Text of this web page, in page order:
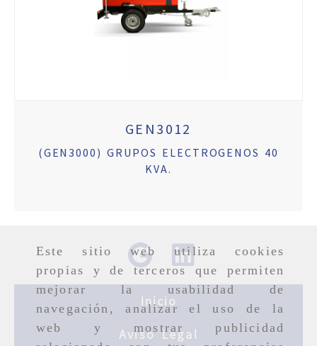
Este sitio web utiliza cookies
propias y de terceros que permiten
mejorar la usabilidad de
navegación, analizar el uso de la
web y mostrar publicidad
GEN3012
(GEN3000) GRUPOS ELECTROGENOS 40
KVA.
Inicio
Aviso Legal